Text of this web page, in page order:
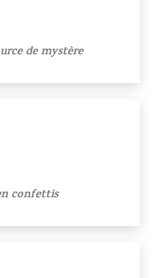
de mystère
confettis